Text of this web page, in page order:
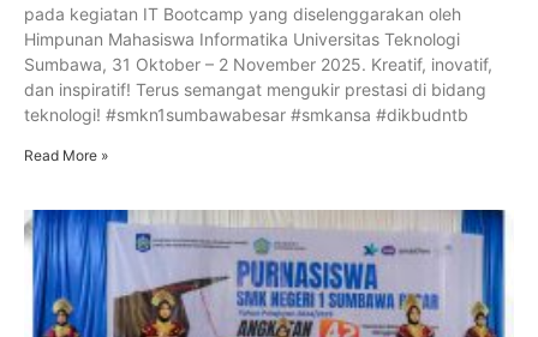
pada kegiatan IT Bootcamp yang diselenggarakan oleh
Himpunan Mahasiswa Informatika Universitas Teknologi
Sumbawa, 31 Oktober – 2 November 2025. Kreatif, inovatif,
dan inspiratif! Terus semangat mengukir prestasi di bidang
teknologi! #smkn1sumbawabesar #smkansa #dikbudntb
Read More »